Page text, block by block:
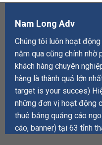
Nam Long Adv
Chúng tôi luôn hoạt
năm qua cũng chính nhờ
khách hàng chuyên
hàng là thành quả lớn
target is your succes)
những đơn vị hoạt động
thuê bảng quảng cáo
cáo, banner) tại 63 tỉnh